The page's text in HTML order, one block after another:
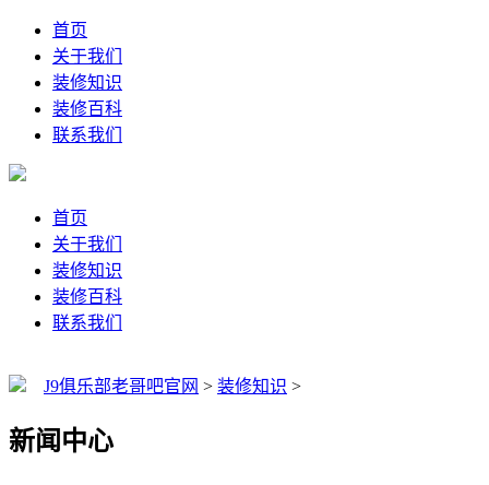
首页
关于我们
装修知识
装修百科
联系我们
首页
关于我们
装修知识
装修百科
联系我们
J9俱乐部老哥吧官网 > 装修知识 >
新闻中心